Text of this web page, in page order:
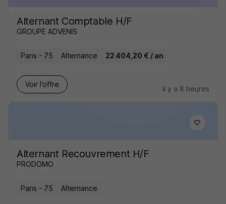
Alternant Comptable H/F
GROUPE ADVENIS
Paris - 75 Alternance 22 404,20 € / an
Voir l’offre
il y a 8 heures
Alternant Recouvrement H/F
PRODOMO
Paris - 75 Alternance